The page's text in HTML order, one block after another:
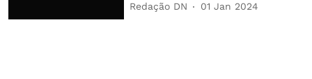
Redação DN 01 Jan 2024